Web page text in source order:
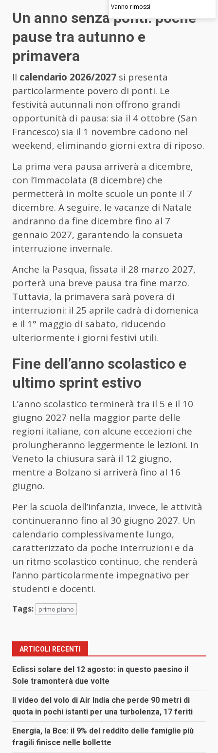
Un anno senza ponti: poche
pause tra autunno e
primavera
Il calendario 2026/2027 si presenta
particolarmente povero di ponti. Le
festività autunnali non offrono grandi
opportunità di pausa: sia il 4 ottobre (San
Francesco) sia il 1 novembre cadono nel
weekend, eliminando giorni extra di riposo.
La prima vera pausa arriverà a dicembre,
con l’Immacolata (8 dicembre) che
permetterà in molte scuole un ponte il 7
dicembre. A seguire, le vacanze di Natale
andranno da fine dicembre fino al 7
gennaio 2027, garantendo la consueta
interruzione invernale.
Anche la Pasqua, fissata il 28 marzo 2027,
porterà una breve pausa tra fine marzo.
Tuttavia, la primavera sarà povera di
interruzioni: il 25 aprile cadrà di domenica
e il 1° maggio di sabato, riducendo
ulteriormente i giorni festivi utili.
Fine dell’anno scolastico e
ultimo sprint estivo
L’anno scolastico terminerà tra il 5 e il 10
giugno 2027 nella maggior parte delle
regioni italiane, con alcune eccezioni che
prolungheranno leggermente le lezioni. In
Veneto la chiusura sarà il 12 giugno,
mentre a Bolzano si arriverà fino al 16
giugno.
Per la scuola dell’infanzia, invece, le attività
continueranno fino al 30 giugno 2027. Un
calendario complessivamente lungo,
caratterizzato da poche interruzioni e da
un ritmo scolastico continuo, che renderà
l’anno particolarmente impegnativo per
studenti e docenti.
Tags: primo piano
ARTICOLI RECENTI
Eclissi solare del 12 agosto: in questo paesino il
Sole tramonterà due volte
Il video del volo di Air India che perde 90 metri di
quota in pochi istanti per una turbolenza, 17 feriti
Energia, la Bce: il 9% del reddito delle famiglie più
fragili finisce nelle bollette
Vanno rimossi